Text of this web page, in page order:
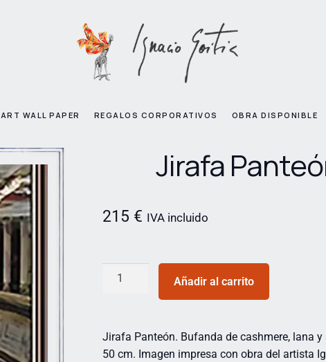
ART WALL PAPER REGALOS CORPORATIVOS OBRA DISPONIBLE
Jirafa
215 € IVA incluido
Añadir al carrito
Jirafa Panteón. Bufanda de cashmere, lana y
50 cm. Imagen impresa con obra del artista